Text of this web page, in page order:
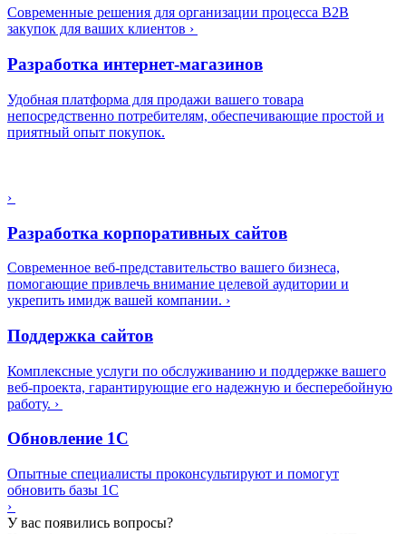
Современные решения для организации процесса B2B
закупок для ваших клиентов ›
Разработка интернет-магазинов
Удобная платформа для продажи вашего товара
непосредственно потребителям, обеспечивающие простой и
приятный опыт покупок.
›
Разработка корпоративных сайтов
Современное веб-представительство вашего бизнеса,
помогающие привлечь внимание целевой аудитории и
укрепить имидж вашей компании. ›
Поддержка сайтов
Комплексные услуги по обслуживанию и поддержке вашего
веб-проекта, гарантирующие его надежную и бесперебойную
работу. ›
Обновление 1С
Опытные специалисты проконсультируют и помогут
обновить базы 1С
›
У вас появились вопросы?